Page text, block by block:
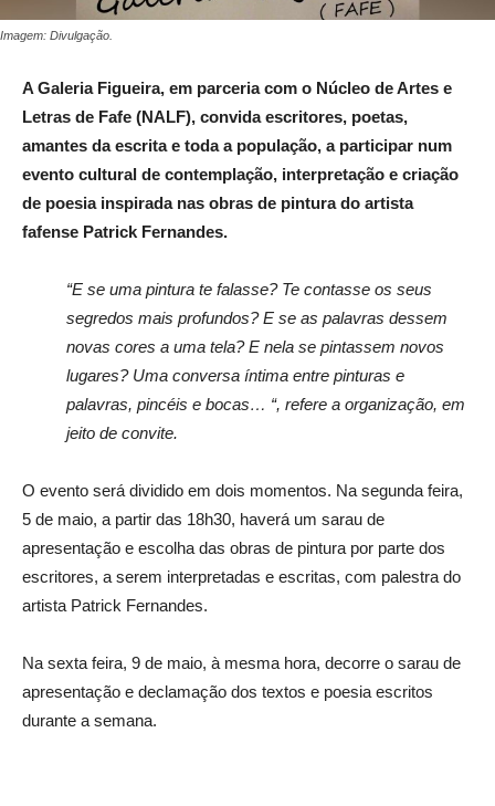
Imagem: Divulgação.
A Galeria Figueira, em parceria com o Núcleo de Artes e
Letras de Fafe (NALF), convida escritores, poetas,
amantes da escrita e toda a população, a participar num
evento cultural de contemplação, interpretação e criação
de poesia inspirada nas obras de pintura do artista
fafense Patrick Fernandes.
“E se uma pintura te falasse? Te contasse os seus
segredos mais profundos? E se as palavras dessem
novas cores a uma tela? E nela se pintassem novos
lugares? Uma conversa íntima entre pinturas e
palavras, pincéis e bocas… “, refere a organização, em
jeito de convite.
O evento será dividido em dois momentos. Na segunda feira,
5 de maio, a partir das 18h30, haverá um sarau de
apresentação e escolha das obras de pintura por parte dos
escritores, a serem interpretadas e escritas, com palestra do
artista Patrick Fernandes.
Na sexta feira, 9 de maio, à mesma hora, decorre o sarau de
apresentação e declamação dos textos e poesia escritos
durante a semana.